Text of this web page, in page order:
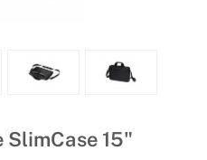
SlimCase 15"